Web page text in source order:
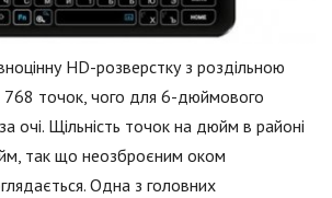
HD-розверстку з роздільною
768 точок, чого для 6-дюймового
очі. Щільність точок на дюйм в районі
так що неозброєним оком
Одна з головних